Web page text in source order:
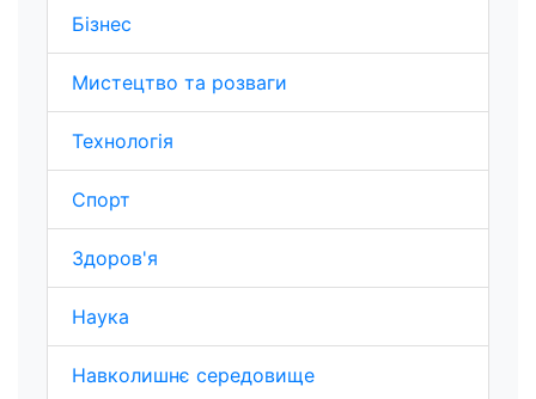
Бізнес
Мистецтво та розваги
Технологія
Спорт
Здоров'я
Наука
Навколишнє середовище